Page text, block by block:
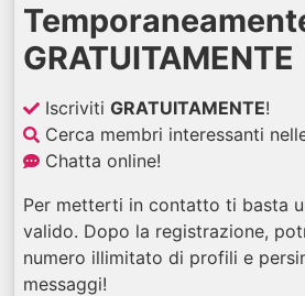
GRATUITAMENTE
Iscriviti GRATUITAMENTE!
Cerca membri interessanti
Chatta online!
Per metterti in contatto ti basta
valido. Dopo la registrazione,
numero illimitato di profili e
messaggi!